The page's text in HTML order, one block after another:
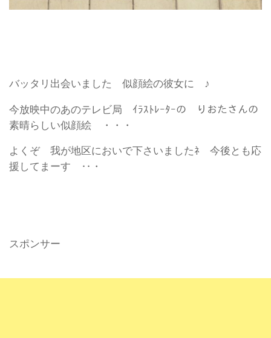
バッタリ出会いました 似顔絵の彼女に ♪
今放映中のあのテレビ局 ｲﾗｽﾄﾚｰﾀｰの りおたさんの
素晴らしい似顔絵 ・・・
よくぞ 我が地区においで下さいましたﾈ 今後とも応
援してまーす ‥・
スポンサー